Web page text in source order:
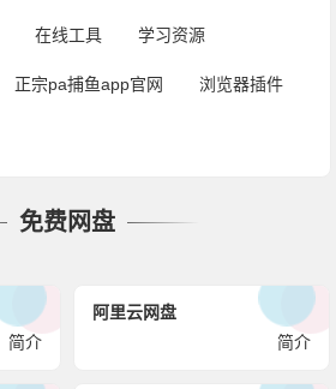
在线工具 学习资源
正宗pa捕鱼app官网 浏览器插件
免费网盘
简介
阿里云网盘
简介